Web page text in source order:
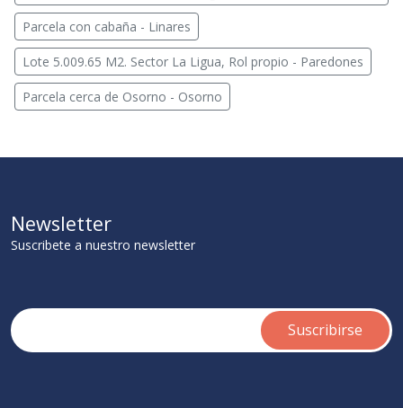
Parcela con cabaña - Linares
Lote 5.009.65 M2. Sector La Ligua, Rol propio - Paredones
Parcela cerca de Osorno - Osorno
Newsletter
Suscribete a nuestro newsletter